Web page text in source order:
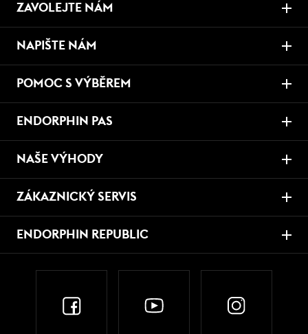
ZAVOLEJTE NÁM
NAPIŠTE NÁM
POMOC S VÝBĚREM
ENDORPHIN PAS
NAŠE VÝHODY
ZÁKAZNICKÝ SERVIS
ENDORPHIN REPUBLIC